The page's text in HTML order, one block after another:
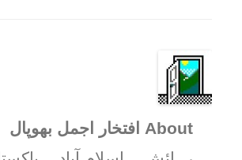
About افتخار اجمل بھوپال